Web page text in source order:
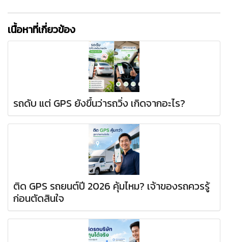
เนื้อหาที่เกี่ยวข้อง
รถดับ แต่ GPS ยังขึ้นว่ารถวิ่ง เกิดจากอะไร?
ติด GPS รถยนต์ปี 2026 คุ้มไหม? เจ้าของรถควรรู้
ก่อนตัดสินใจ